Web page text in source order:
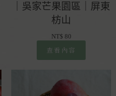
｜吳家芒果園區｜屏東
枋山
NT$ 80
查看內容